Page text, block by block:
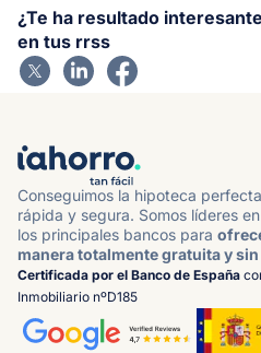
¿Te ha resultado
en tus rrss
Conseguimos la hipoteca
rápida y segura. Somos líderes
los principales bancos para
manera totalmente gratuita y
Certificada por el Banco de España
Inmobiliario nºD185